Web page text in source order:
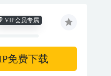
VIP会员专属
免费下载